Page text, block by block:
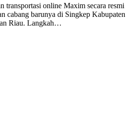
transportasi online Maxim secara resmi
cabang barunya di Singkep Kabupaten
Riau. Langkah…